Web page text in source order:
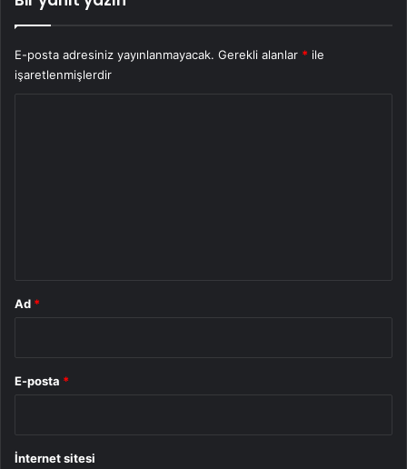
E-posta adresiniz yayınlanmayacak. Gerekli alanlar * ile
işaretlenmişlerdir
Ad *
E-posta *
İnternet sitesi